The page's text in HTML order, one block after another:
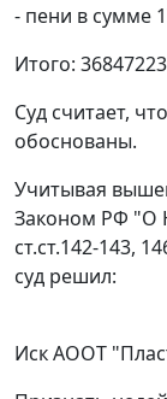
- пени в сумме
Итого:
Суд считает,
обоснованы.
Учитывая
Законом РФ "О
ст.ст.142-143,
суд решил:
Иск АООТ